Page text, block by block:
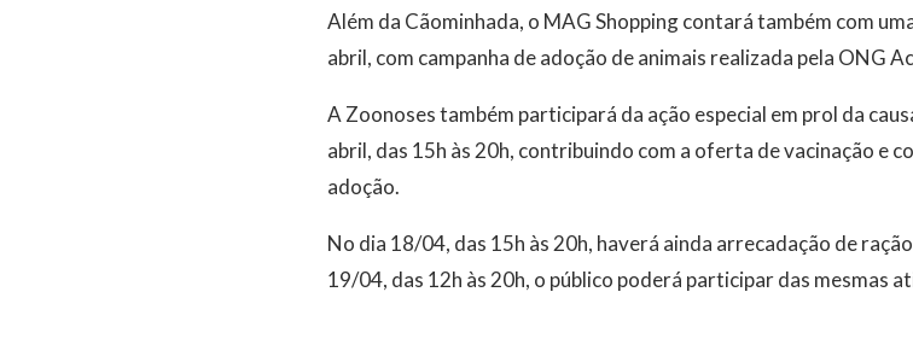
Além da Cãominhada, o MAG Shopping contará também com
abril, com campanha de adoção de animais realizada pela ONG
A Zoonoses também participará da ação especial em prol da
abril, das 15h às 20h, contribuindo com a oferta de vacinação e
adoção.
No dia 18/04, das 15h às 20h, haverá ainda arrecadação de
19/04, das 12h às 20h, o público poderá participar das mesmas